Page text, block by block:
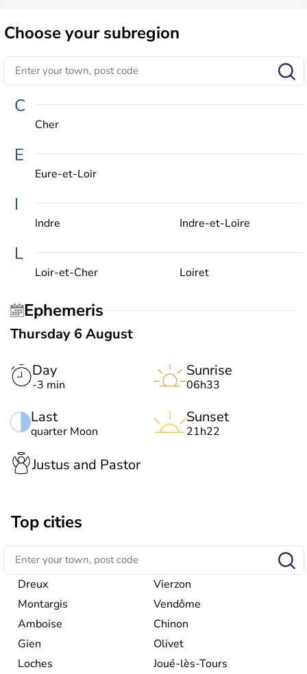
Chooseyour subregion
C
Cher
E
Eure-et-Loir
I
Indre Indre-et-Loire
L
Loir-et-Cher Loiret
Ephemeris
Thursday 6 August
Day
-3 min
Last
quarter Moon
Sunrise
06h33
Sunset
21h22
Justus and Pastor
Top cities
Dreux
Vierzon
Montargis
Vendôme
Amboise
Chinon
Gien
Olivet
Loches
Joué-lès-Tours